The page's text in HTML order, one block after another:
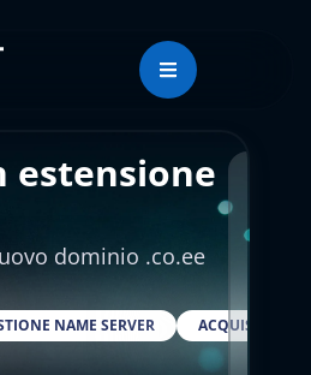
estensione
dominio .co.ee
NAME SERVER ACQUISTARE